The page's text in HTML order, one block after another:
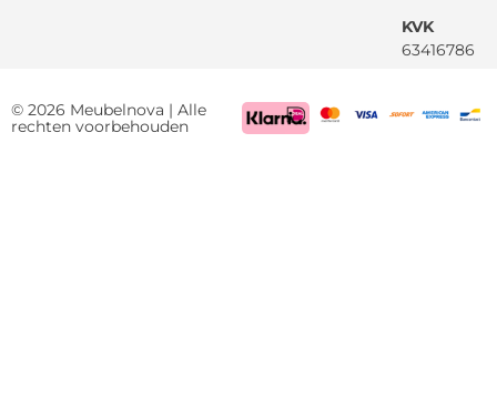
KVK
63416786
© 2026 Meubelnova | Alle
rechten voorbehouden